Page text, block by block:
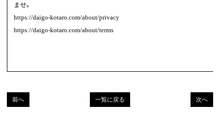
ませ。
https://daigo-kotaro.com/about/privacy
https://daigo-kotaro.com/about/terms
前へ 一覧に戻る 次へ